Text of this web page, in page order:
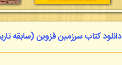
دانلود کتاب سرزمین قزوین (سابقه